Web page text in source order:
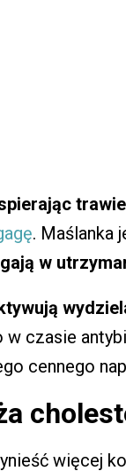
. Maślanka
w
w czasie
cennego
więcej